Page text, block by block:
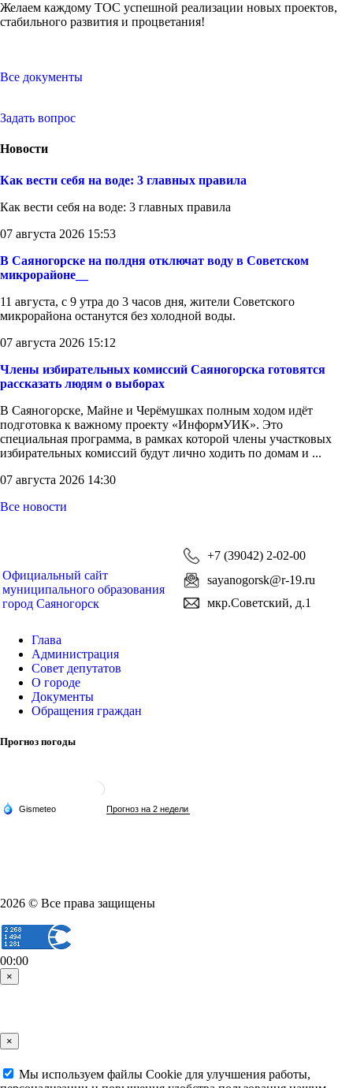
Желаем каждому ТОС успешной реализации новых проектов,
стабильного развития и процветания!
Все документы
Задать вопрос
Новости
Как вести себя на воде: 3 главных правила
Как вести себя на воде: 3 главных правила
07 августа 2026 15:53
В Саяногорске на полдня отключат воду в Советском
микрорайоне__
11 августа, с 9 утра до 3 часов дня, жители Советского
микрорайона останутся без холодной воды.
07 августа 2026 15:12
Члены избирательных комиссий Саяногорска готовятся
рассказать людям о выборах
В Саяногорске, Майне и Черёмушках полным ходом идёт
подготовка к важному проекту «ИнформУИК». Это
специальная программа, в рамках которой члены участковых
избирательных комиссий будут лично ходить по домам и ...
07 августа 2026 14:30
Все новости
Официальный сайт
муниципального образования
город Саяногорск
+7 (39042) 2-02-00
sayanogorsk@r-19.ru
мкр.Советский, д.1
Глава
Администрация
Совет депутатов
О городе
Документы
Обращения граждан
Прогноз погоды
2026 © Все права защищены
00:00
×
×
Мы используем файлы Cookie для улучшения работы,